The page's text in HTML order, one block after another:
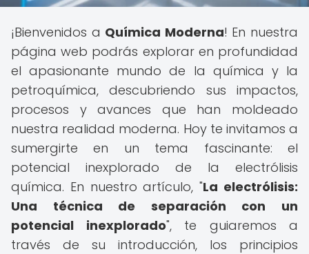
¡Bienvenidos a Química Moderna! En nuestra
página web podrás explorar en profundidad
el apasionante mundo de la química y la
petroquímica, descubriendo sus impactos,
procesos y avances que han moldeado
nuestra realidad moderna. Hoy te invitamos a
sumergirte en un tema fascinante: el
potencial inexplorado de la electrólisis
química. En nuestro artículo, "La electrólisis:
Una técnica de separación con un
potencial inexplorado", te guiaremos a
través de su introducción, los principios